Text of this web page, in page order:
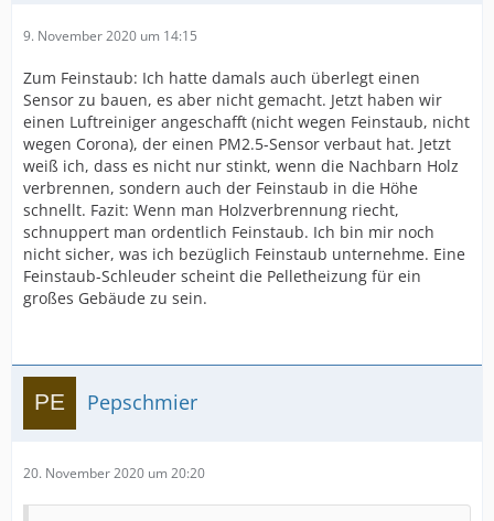
9. November 2020 um 14:15
Zum Feinstaub: Ich hatte damals auch überlegt einen
Sensor zu bauen, es aber nicht gemacht. Jetzt haben wir
einen Luftreiniger angeschafft (nicht wegen Feinstaub, nicht
wegen Corona), der einen PM2.5-Sensor verbaut hat. Jetzt
weiß ich, dass es nicht nur stinkt, wenn die Nachbarn Holz
verbrennen, sondern auch der Feinstaub in die Höhe
schnellt. Fazit: Wenn man Holzverbrennung riecht,
schnuppert man ordentlich Feinstaub. Ich bin mir noch
nicht sicher, was ich bezüglich Feinstaub unternehme. Eine
Feinstaub-Schleuder scheint die Pelletheizung für ein
großes Gebäude zu sein.
Pepschmier
20. November 2020 um 20:20